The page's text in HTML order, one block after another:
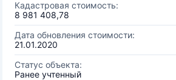
Кадастровая стоимость:
8 981 408,78
Дата обновления стоимости:
21.01.2020
Статус объекта:
Ранее учтенный